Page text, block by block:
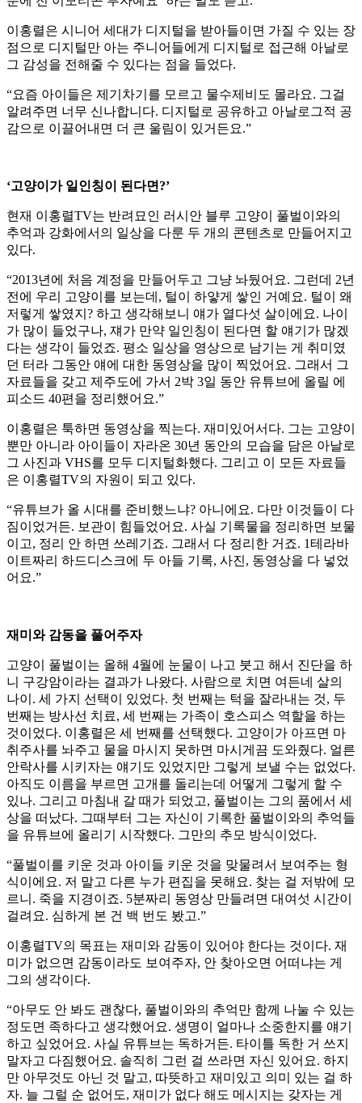
이홍렬은 시니어 세대가 디지털을 받아들이면 가질 수 있는 장
점으로 디지털만 아는 주니어들에게 디지털로 접근해 아날로
그 감성을 전해줄 수 있다는 점을 들었다.
“요즘 아이들은 제기차기를 모르고 물수제비도 몰라요. 그걸
알려주면 너무 신나합니다. 디지털로 공유하고 아날로그적 공
감으로 이끌어내면 더 큰 울림이 있거든요.”
‘고양이가 일인칭이 된다면?’
현재 이홍렬TV는 반려묘인 러시안 블루 고양이 풀벌이와의
추억과 강화에서의 일상을 다룬 두 개의 콘텐츠로 만들어지고
있다.
“2013년에 처음 계정을 만들어두고 그냥 놔뒀어요. 그런데 2년
전에 우리 고양이를 보는데, 털이 하얗게 쌓인 거예요. 털이 왜
저렇게 쌓였지? 하고 생각해보니 얘가 열다섯 살이에요. 나이
가 많이 들었구나, 쟤가 만약 일인칭이 된다면 할 얘기가 많겠
다는 생각이 들었죠. 평소 일상을 영상으로 남기는 게 취미였
던 터라 그동안 얘에 대한 동영상을 많이 찍었어요. 그래서 그
자료들을 갖고 제주도에 가서 2박 3일 동안 유튜브에 올릴 에
피소드 40편을 정리했어요.”
이홍렬은 툭하면 동영상을 찍는다. 재미있어서다. 그는 고양이
뿐만 아니라 아이들이 자라온 30년 동안의 모습을 담은 아날로
그 사진과 VHS를 모두 디지털화했다. 그리고 이 모든 자료들
은 이홍렬TV의 자원이 되고 있다.
“유튜브가 올 시대를 준비했느냐? 아니에요. 다만 이것들이 다
짐이었거든. 보관이 힘들었어요. 사실 기록물을 정리하면 보물
이고, 정리 안 하면 쓰레기죠. 그래서 다 정리한 거죠. 1테라바
이트짜리 하드디스크에 두 아들 기록, 사진, 동영상을 다 넣었
어요.”
재미와 감동을 풀어주자
고양이 풀벌이는 올해 4월에 눈물이 나고 붓고 해서 진단을 하
니 구강암이라는 결과가 나왔다. 사람으로 치면 여든네 살의
나이. 세 가지 선택이 있었다. 첫 번째는 턱을 잘라내는 것, 두
번째는 방사선 치료, 세 번째는 가족이 호스피스 역할을 하는
것이었다. 이홍렬은 세 번째를 선택했다. 고양이가 아프면 마
취주사를 놔주고 물을 마시지 못하면 마시게끔 도와줬다. 얼른
안락사를 시키자는 얘기도 있었지만 그렇게 보낼 수는 없었다.
아직도 이름을 부르면 고개를 돌리는데 어떻게 그렇게 할 수
있나. 그리고 마침내 갈 때가 되었고, 풀벌이는 그의 품에서 세
상을 떠났다. 그때부터 그는 자신이 기록한 풀벌이와의 추억들
을 유튜브에 올리기 시작했다. 그만의 추모 방식이었다.
“풀벌이를 키운 것과 아이들 키운 것을 맞물려서 보여주는 형
식이에요. 저 말고 다른 누가 편집을 못해요. 찾는 걸 저밖에 모
르니. 죽을 지경이죠. 5분짜리 동영상 만들려면 대여섯 시간이
걸려요. 심하게 본 건 백 번도 봤고.”
이홍렬TV의 목표는 재미와 감동이 있어야 한다는 것이다. 재
미가 없으면 감동이라도 보여주자, 안 찾아오면 어떠냐는 게
그의 생각이다.
“아무도 안 봐도 괜찮다, 풀벌이와의 추억만 함께 나눌 수 있는
정도면 족하다고 생각했어요. 생명이 얼마나 소중한지를 얘기
하고 싶었어요. 사실 유튜브는 독하거든. 타이틀 독한 거 쓰지
말자고 다짐했어요. 솔직히 그런 걸 쓰라면 자신 있어요. 하지
만 아무것도 아닌 것 말고, 따뜻하고 재미있고 의미 있는 걸 하
자. 늘 그럴 순 없어도, 재미가 없다 해도 메시지는 갖자는 게